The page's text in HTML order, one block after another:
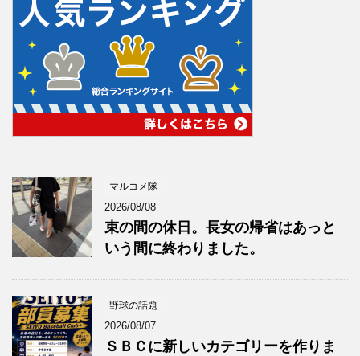
マルコメ隊
2026/08/08
束の間の休日。長女の帰省はあっと
いう間に終わりました。
野球の話題
2026/08/07
ＳＢＣに新しいカテゴリーを作りま